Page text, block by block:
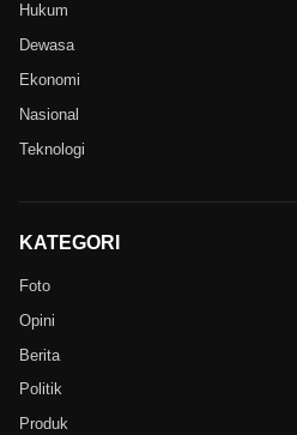
Hukum
Dewasa
Ekonomi
Nasional
Teknologi
KATEGORI
Foto
Opini
Berita
Politik
Produk